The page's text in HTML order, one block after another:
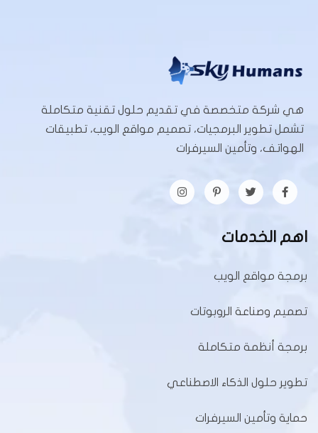
هي شركة متخصصة في تقديم حلول تقنية متكاملة
تشمل تطوير البرمجيات، تصميم مواقع الويب، تطبيقات
الهواتف، وتأمين السيرفرات
اهم الخدمات
برمجة مواقع الويب
تصميم وصناعة الروبوتات
برمجة أنظمة متكاملة
تطوير حلول الذكاء الاصطناعي
حماية وتأمين السيرفرات